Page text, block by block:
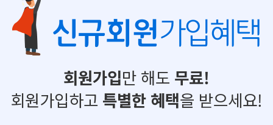
신규회원가입혜택
회원가입만 해도 무료!
회원가입하고 특별한 혜택을 받으세요!